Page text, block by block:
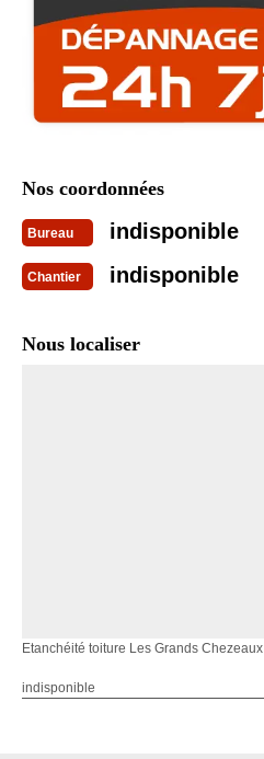
Nos coordonnées
Bureau indisponible
Chantier indisponible
Nous localiser
Etanchéité toiture Les Grands Chezeaux
indisponible